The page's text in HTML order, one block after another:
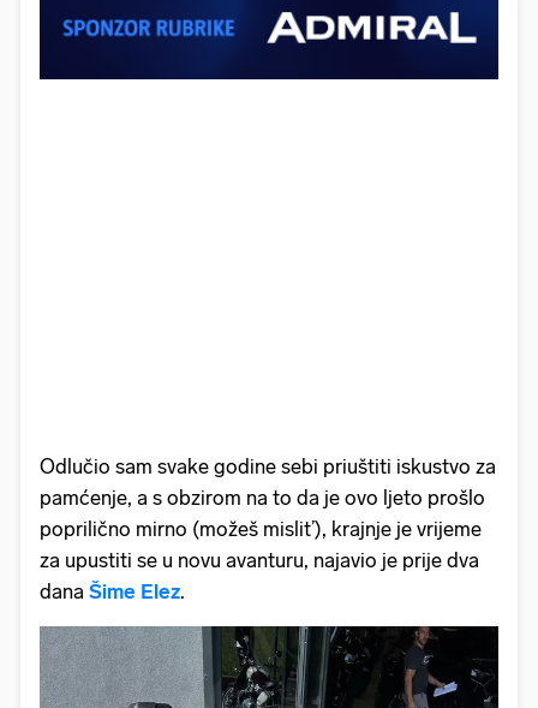
Odlučio sam svake godine sebi priuštiti iskustvo za
pamćenje, a s obzirom na to da je ovo ljeto prošlo
poprilično mirno (možeš mislit’), krajnje je vrijeme
za upustiti se u novu avanturu, najavio je prije dva
dana Šime Elez.